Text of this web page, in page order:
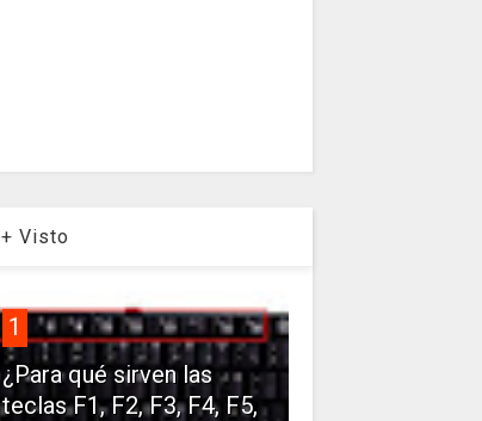
+ Visto
1
¿Para qué sirven las
teclas F1, F2, F3, F4, F5,